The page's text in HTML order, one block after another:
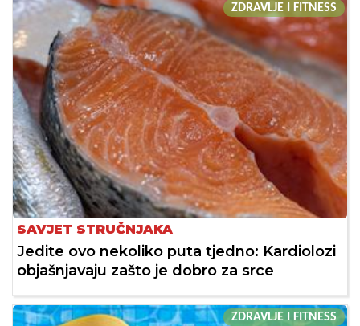
ZDRAVLJE I FITNESS
SAVJET STRUČNJAKA
Jedite ovo nekoliko puta tjedno: Kardiolozi
objašnjavaju zašto je dobro za srce
ZDRAVLJE I FITNESS